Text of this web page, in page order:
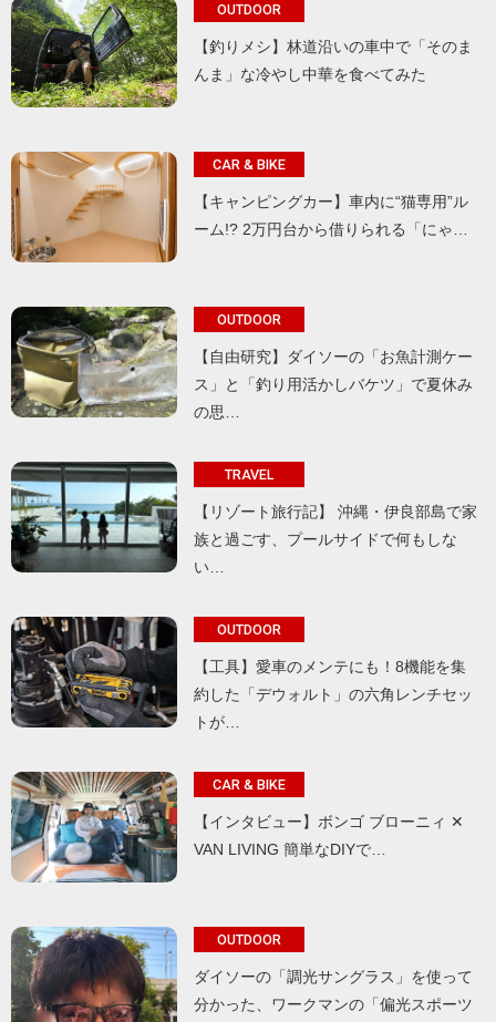
OUTDOOR
【釣りメシ】林道沿いの車中で「そのま
んま」な冷やし中華を食べてみた
CAR & BIKE
【キャンピングカー】車内に“猫専用”ル
ーム!? 2万円台から借りられる「にゃ…
OUTDOOR
【自由研究】ダイソーの「お魚計測ケー
ス」と「釣り用活かしバケツ」で夏休み
の思…
TRAVEL
【リゾート旅行記】 沖縄・伊良部島で家
族と過ごす、プールサイドで何もしな
い…
OUTDOOR
【工具】愛車のメンテにも！8機能を集
約した「デウォルト」の六角レンチセッ
トが…
CAR & BIKE
【インタビュー】ボンゴ ブローニィ ✕
VAN LIVING 簡単なDIYで…
OUTDOOR
ダイソーの「調光サングラス」を使って
分かった、ワークマンの「偏光スポーツ